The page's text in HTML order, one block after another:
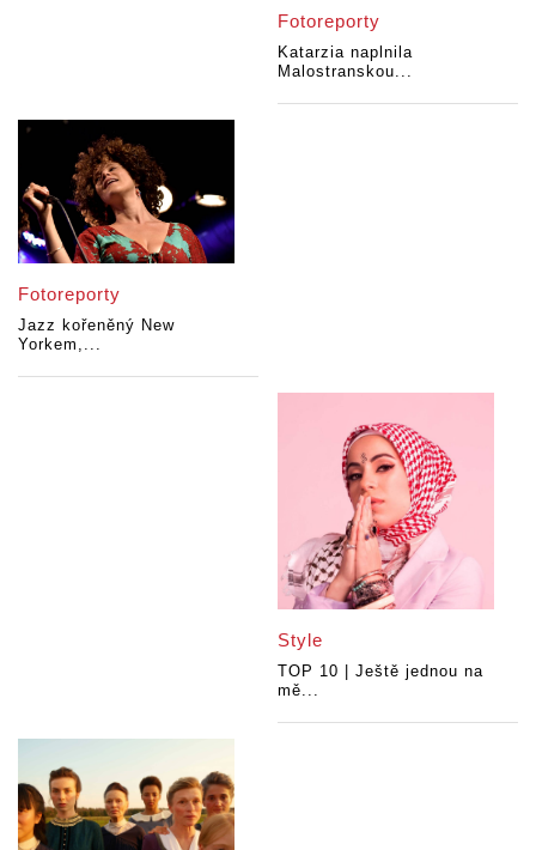
Fotoreporty
Katarzia naplnila
Malostranskou...
Fotoreporty
Jazz kořeněný New
Yorkem,...
Style
TOP 10 | Ještě jednou na
mě...